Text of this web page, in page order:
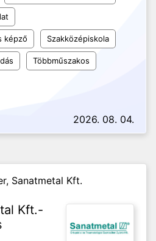
képző Szakközépiskola
Többműszakos
2026. 08. 04.
Sanatmetal Kft.
Kft.-